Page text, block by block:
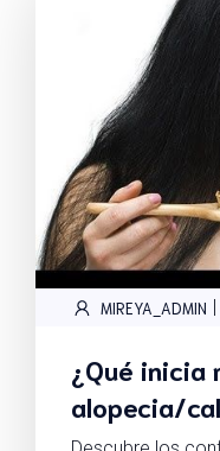
MIREYA_ADMIN |
¿Qué inicia
alopecia/